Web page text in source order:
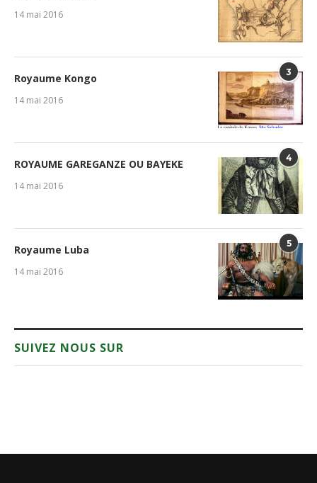
14 mai 2016
3
Royaume Kongo
14 mai 2016
4
ROYAUME GAREGANZE OU BAYEKE
14 mai 2016
5
Royaume Luba
14 mai 2016
SUIVEZ NOUS SUR